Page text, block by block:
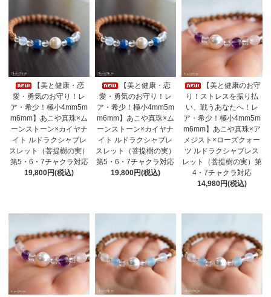
【美と健康・恋
愛・勇気のお守り！レ
ア・希少！極小4mm5m
m6mm】あこや真珠×ム
ーンストーン×カイヤナ
イト ルドラクシャブレ
スレット（菩提樹の実）
第5・6・7チャクラ対応
19,800円(税込)
【美と健康・恋
愛・勇気のお守り！レ
ア・希少！極小4mm5m
m6mm】あこや真珠×ム
ーンストーン×カイヤナ
イト ルドラクシャブレ
スレット（菩提樹の実）
第5・6・7チャクラ対応
19,800円(税込)
【美と健康のお守
り！ストレスを振り払
い、戦うあなたへ！レ
ア・希少！極小4mm5m
m6mm】あこや真珠×ア
メジスト×ローズクォー
ツ ルドラクシャブレス
レット（菩提樹の実）第
4・7チャクラ対応
14,980円(税込)